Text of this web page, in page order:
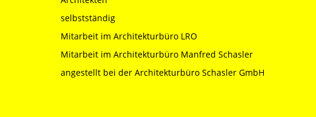
selbstständig
Mitarbeit im Architekturbüro LRO
Mitarbeit im Architekturbüro Manfred Schasler
angestellt bei der Architekturbüro Schasler GmbH